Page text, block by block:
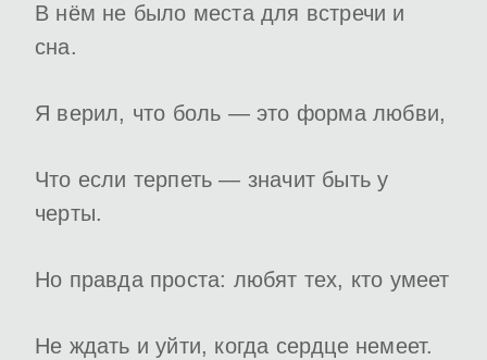
В нём не было места для встречи и
сна.
Я верил, что боль — это форма любви,
Что если терпеть — значит быть у
черты.
Но правда проста: любят тех, кто умеет
Не ждать и уйти, когда сердце немеет.